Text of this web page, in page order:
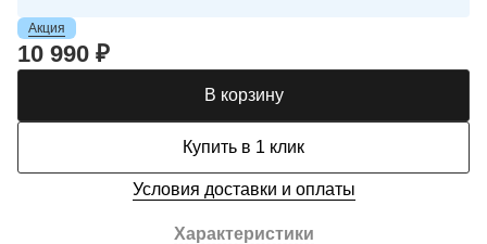
Акция
10 990 ₽
В корзину
Купить в 1 клик
Условия доставки и оплаты
Характеристики